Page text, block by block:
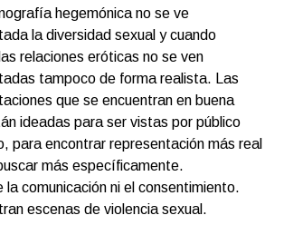
hegemónica no se ve
la diversidad sexual y cuando
relaciones eróticas no se ven
tampoco de forma realista. Las
que se encuentran en buena
ideadas para ser vistas por público
para encontrar representación más real
más específicamente.
la comunicación ni el consentimiento.
escenas de violencia sexual.